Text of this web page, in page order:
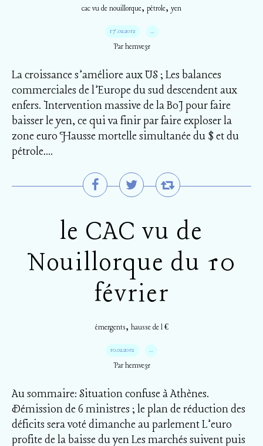
cac vu de nouillorque, pétrole, yen
17.02.2012 …
Par hemve31
La croissance s’améliore aux US ; Les balances
commerciales de l’Europe du sud descendent aux
enfers. Intervention massive de la BoJ pour faire
baisser le yen, ce qui va finir par faire exploser la
zone euro Hausse mortelle simultanée du $ et du
pétrole....
le CAC vu de
Nouillorque du 10
février
émergents, hausse de l €
10.02.2012 …
Par hemve31
Au sommaire: Situation confuse à Athènes.
Démission de 6 ministres ; le plan de réduction des
déficits sera voté dimanche au parlement L’euro
profite de la baisse du yen Les marchés suivent puis